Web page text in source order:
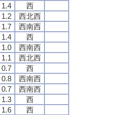
1.4
西
1.2
西北西
1.7
西南西
1.4
西
1.0
西南西
1.1
西北西
0.7
西
0.8
西南西
0.7
西南西
1.3
西
1.6
西